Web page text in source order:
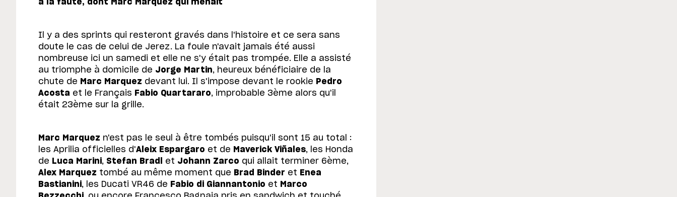
à la faute, dont Marc Marquez qui menait
Il y a des sprints qui resteront gravés dans l'histoire et ce sera sans
doute le cas de celui de Jerez. La foule n'avait jamais été aussi
nombreuse ici un samedi et elle ne s'y était pas trompée. Elle a assisté
au triomphe à domicile de Jorge Martin, heureux bénéficiaire de la
chute de Marc Marquez devant lui. Il s'impose devant le rookie Pedro
Acosta et le Français Fabio Quartararo, improbable 3ème alors qu'il
était 23ème sur la grille.
Marc Marquez n'est pas le seul à être tombés puisqu'il sont 15 au total :
les Aprilia officielles d'Aleix Espargaro et de Maverick Viñales, les Honda
de Luca Marini, Stefan Bradl et Johann Zarco qui allait terminer 6ème,
Alex Marquez tombé au même moment que Brad Binder et Enea
Bastianini, les Ducati VR46 de Fabio di Giannantonio et Marco